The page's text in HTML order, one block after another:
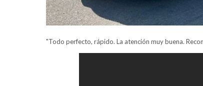
"Todo perfecto, rápido. La atención muy buena.